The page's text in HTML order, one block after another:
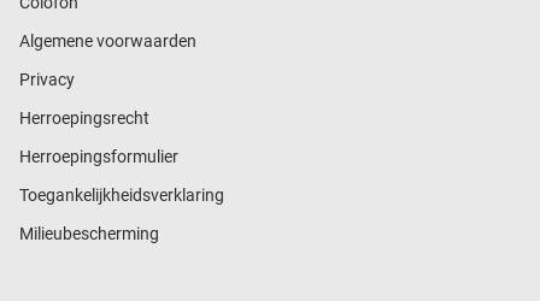
Algemene voorwaarden
Privacy
Herroepingsrecht
Herroepingsformulier
Toegankelijkheidsverklaring
Milieubescherming